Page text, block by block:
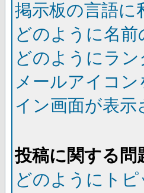
掲示板の言語に
どのように名
どのようにラ
メールアイコ
イン画面が表示
投稿に関する問
どのようにト